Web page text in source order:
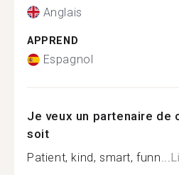
Anglais
APPREND
Espagnol
Je veux un partenaire de
soit
Patient, kind, smart, funn...